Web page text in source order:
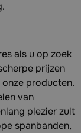
als u op zoek
prijzen
producten.
van
plezier zult
spanbanden,